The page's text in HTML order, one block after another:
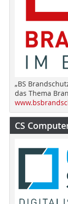
„BS
das Thema
CS